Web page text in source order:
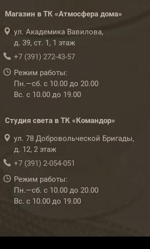
Магазин в ТК «Атмосфера дома»
ул. Академика Вавилова,
д. 39, ст. 1, 1 этаж
+7 (391) 272-43-57
Режим работы:
Пн.—сб. с 10.00 до 20.00
Вс. с 10.00 до 19.00
Студия света в ТК «Командор»
ул. 78 Добровольческой Бригады,
д. 12, 2 этаж
+7 (391) 2-054-051
Режим работы:
Пн.—сб. с 10.00 до 20.00
Вс. с 10.00 до 19.00